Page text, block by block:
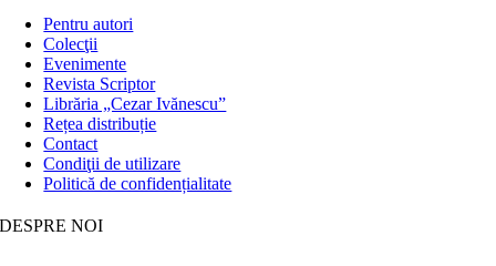
Pentru autori
Colecţii
Evenimente
Revista Scriptor
Librăria „Cezar Ivănescu”
Rețea distribuție
Contact
Condiţii de utilizare
Politică de confidențialitate
DESPRE NOI